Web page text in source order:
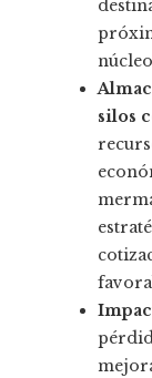
silos